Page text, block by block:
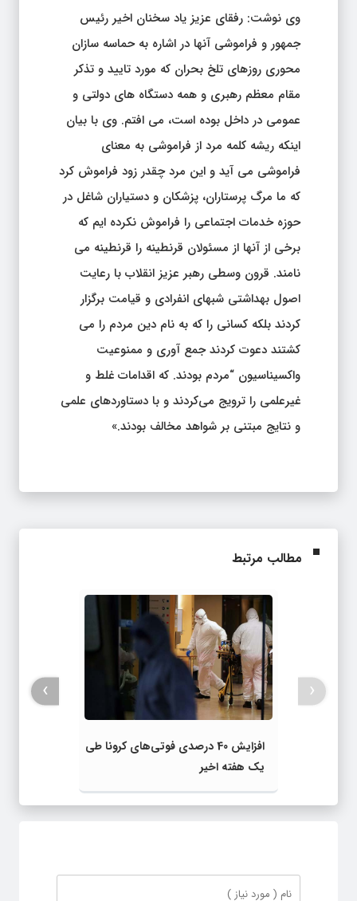
وی نوشت: رفقای عزیز یاد سخنان اخیر رئیس
جمهور و فراموشی آنها در اشاره به حماسه سازان
محوری روزهای تلخ بحران که مورد تایید و تذکر
مقام معظم رهبری و همه دستگاه های دولتی و
عمومی در داخل بوده است، می افتم. وی با بیان
اینکه ریشه کلمه مرد از فراموشی به معنای
فراموشی می آید و این مرد چقدر زود فراموش کرد
که ما مرگ پرستاران، پزشکان و دستیاران شاغل در
حوزه خدمات اجتماعی را فراموش نکرده ایم که
برخی از آنها از مسئولان قرنطینه را قرنطینه می
نامند. قرون وسطی رهبر عزیز انقلاب با رعایت
اصول بهداشتی شبهای انفرادی و قیامت برگزار
کردند بلکه کسانی را که به نام دین مردم را می
کشتند دعوت کردند جمع آوری و ممنوعیت
واکسیناسیون “مردم بودند. که اقدامات غلط و
غیرعلمی را ترویج می‌کردند و با دستاوردهای علمی
و نتایج مبتنی بر شواهد مخالف بودند.»
مطالب مرتبط
افزایش 40 درصدی فوتی‌های کرونا طی
یک هفته اخیر
‹
›